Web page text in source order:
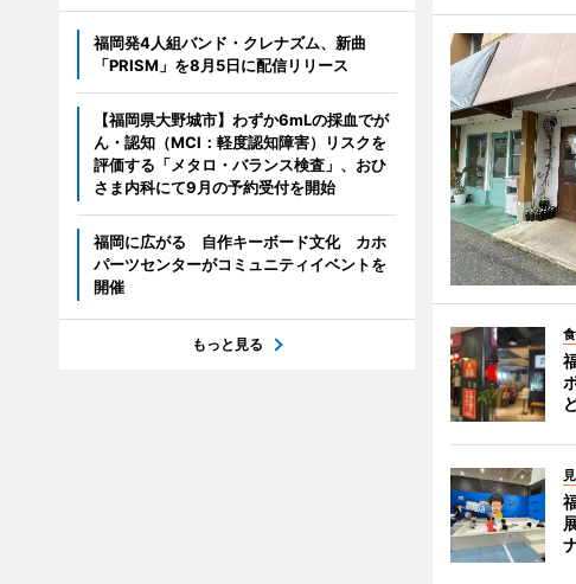
福岡発4人組バンド・クレナズム、新曲
「PRISM」を8月5日に配信リリース
【福岡県大野城市】わずか6mLの採血でが
ん・認知（MCI：軽度認知障害）リスクを
評価する「メタロ・バランス検査」、おひ
さま内科にて9月の予約受付を開始
福岡に広がる 自作キーボード文化 カホ
パーツセンターがコミュニティイベントを
開催
もっと見る